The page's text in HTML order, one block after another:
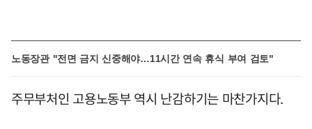
노동장관 "전면 금지 신중해야…11시간 연속 휴식 부여 검토"
주무부처인 고용노동부 역시 난감하기는 마찬가지다.